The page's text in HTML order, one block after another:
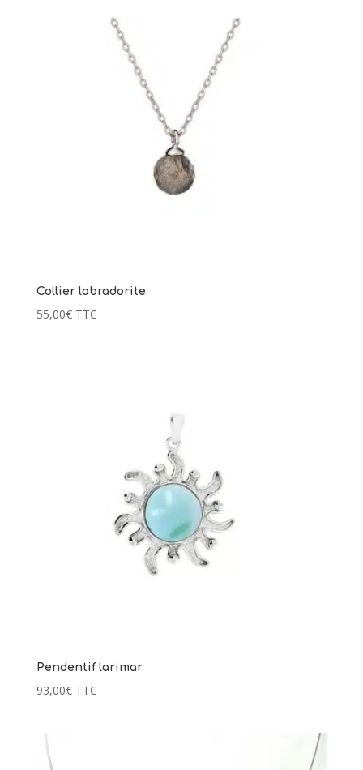
Collier labradorite
55,00€ TTC
Pendentif larimar
93,00€ TTC